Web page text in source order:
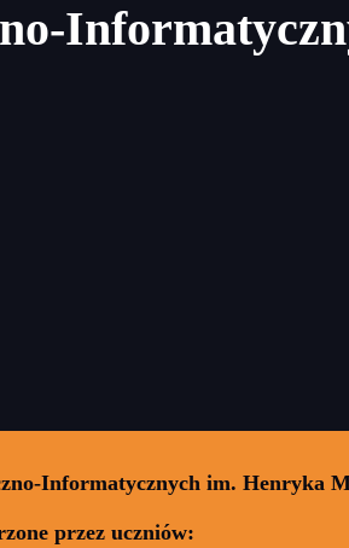
Informatycznych im. Henryka
przez uczniów: